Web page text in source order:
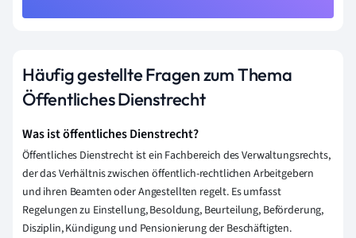
Häufig gestellte Fragen zum Thema
Öffentliches Dienstrecht
Was ist öffentliches Dienstrecht?
Öffentliches Dienstrecht ist ein Fachbereich des Verwaltungsrechts,
der das Verhältnis zwischen öffentlich-rechtlichen Arbeitgebern
und ihren Beamten oder Angestellten regelt. Es umfasst
Regelungen zu Einstellung, Besoldung, Beurteilung, Beförderung,
Disziplin, Kündigung und Pensionierung der Beschäftigten.